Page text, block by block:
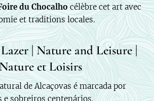
du Chocalhocélèbre cet art avec
et traditions locales.
| Nature and Leisure |
et Loisirs
de Alcaçovas é marcada por
e sobreiros centenários.